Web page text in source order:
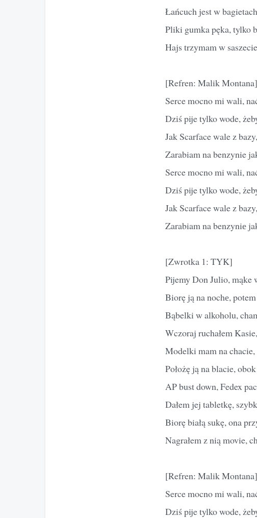
Łańcuch jest w
Pliki gumka pęka, tylko
Hajs trzymam w
[Refren: Malik Montana]
Serce mocno mi wali,
Dziś pije tylko wode,
Jak Scarface wale z
Zarabiam na benzynie
Serce mocno mi wali,
Dziś pije tylko wode,
Jak Scarface wale z
Zarabiam na benzyniе
[Zwrotka 1: TYK]
Pijemy Don Julio, mąke
Biorę ją na nochе,
Bąbelki w alkoholu,
Wczoraj ruchałem
Modelki mam na
Położę ją na blacie,
AP bust down, Fedex
Dałem jej tabletkę,
Biorę białą sukę, ona
Nagrałem z nią movie,
[Refren: Malik Montana]
Serce mocno mi wali,
Dziś pije tylko wode,